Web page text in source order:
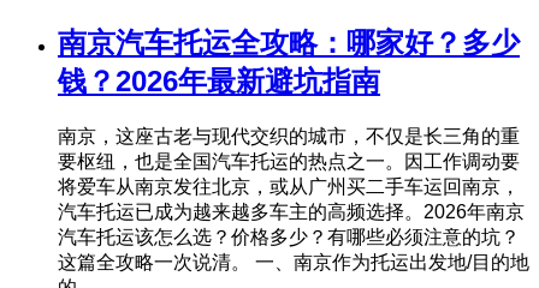
南京汽车托运全攻略：哪家好？多少
钱？2026年最新避坑指南
南京，这座古老与现代交织的城市，不仅是长三角的重
要枢纽，也是全国汽车托运的热点之一。因工作调动要
将爱车从南京发往北京，或从广州买二手车运回南京，
汽车托运已成为越来越多车主的高频选择。2026年南京
汽车托运该怎么选？价格多少？有哪些必须注意的坑？
这篇全攻略一次说清。 一、南京作为托运出发地/目的地